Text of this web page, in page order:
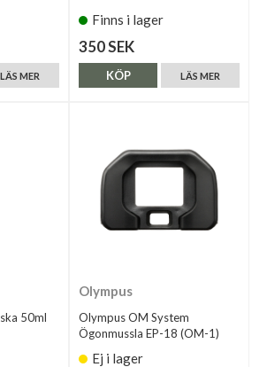
LÄS MER
Finns i lager
350 SEK
LÄS MER
KÖP
50ml
Olympus
Olympus OM System
Ögonmussla EP-18 (OM-1)
Ej i lager